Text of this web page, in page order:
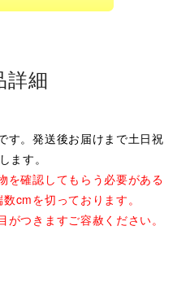
詳細
す。発送後お届けまで土日祝
ます。
を確認してもらう必要がある
cmを切っております。
つきますご容赦ください。